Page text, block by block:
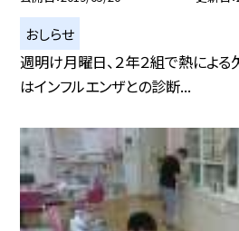
おしらせ
週明け月曜日、２年２組で熱による
はインフルエンザとの診断...